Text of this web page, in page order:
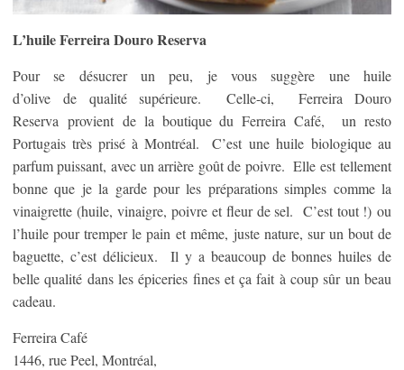
L’huile Ferreira Douro Reserva
Pour se désucrer un peu, je vous suggère une huile
d’olive de qualité supérieure. Celle-ci, Ferreira Douro
Reserva provient de la boutique du Ferreira Café, un resto
Portugais très prisé à Montréal. C’est une huile biologique au
parfum puissant, avec un arrière goût de poivre. Elle est tellement
bonne que je la garde pour les préparations simples comme la
vinaigrette (huile, vinaigre, poivre et fleur de sel. C’est tout !) ou
l’huile pour tremper le pain et même, juste nature, sur un bout de
baguette, c’est délicieux. Il y a beaucoup de bonnes huiles de
belle qualité dans les épiceries fines et ça fait à coup sûr un beau
cadeau.
Ferreira Café
1446, rue Peel, Montréal,